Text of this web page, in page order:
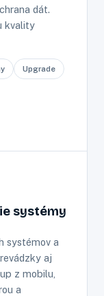
dát.
kvality
Upgrade
systémy
systémov a
aj
z mobilu,
a